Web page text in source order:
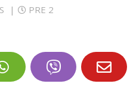
|
PRE 2